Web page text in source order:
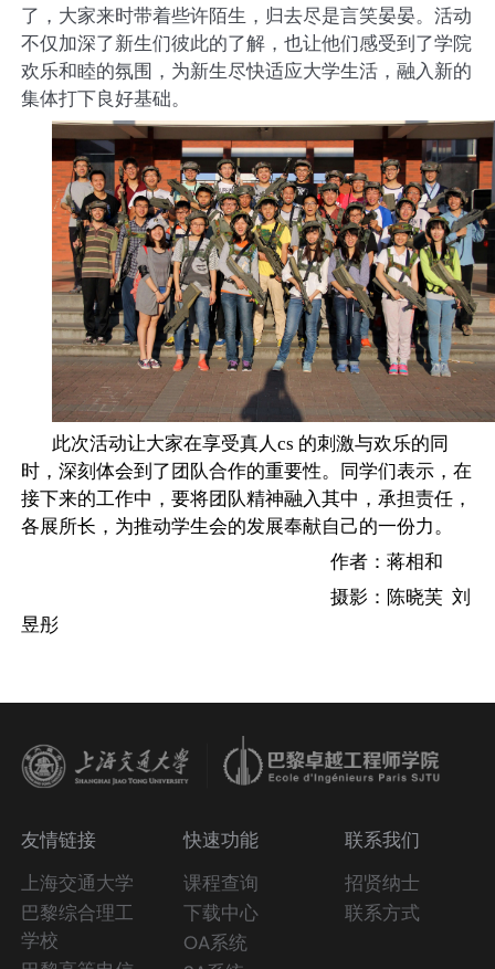
了，大家来时带着些许陌生，归去尽是言笑晏晏。活动
不仅加深了新生们彼此的了解，也让他们感受到了学院
欢乐和睦的氛围，为新生尽快适应大学生活，融入新的
集体打下良好基础。
此次活动让大家在享受真人cs 的刺激与欢乐的同
时，深刻体会到了团队合作的重要性。同学们表示，在
接下来的工作中，要将团队精神融入其中，承担责任，
各展所长，为推动学生会的发展奉献自己的一份力。
作者：蒋相和
摄影：陈晓芙 刘
昱彤
友情链接
上海交通大学
巴黎综合理工
学校
快速功能
课程查询
下载中心
OA系统
联系我们
招贤纳士
联系方式